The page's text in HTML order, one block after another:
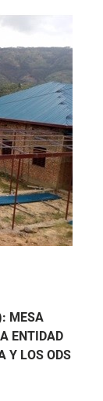
MESA
ENTIDAD
Y LOS ODS